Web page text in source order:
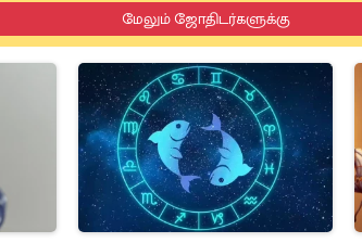
மேலும் ஜோதிடர்களுக்கு